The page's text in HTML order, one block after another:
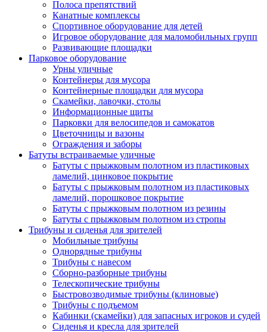
Полоса препятствий
Канатные комплексы
Спортивное оборудование для детей
Игровое оборудование для маломобильных групп
Развивающие площадки
Парковое оборудование
Урны уличные
Контейнеры для мусора
Контейнерные площадки для мусора
Скамейки, лавочки, столы
Информационные щиты
Парковки для велосипедов и самокатов
Цветочницы и вазоны
Ограждения и заборы
Батуты встраиваемые уличные
Батуты с прыжковым полотном из пластиковых
ламелий, цинковое покрытие
Батуты с прыжковым полотном из пластиковых
ламелий, порошковое покрытие
Батуты с прыжковым полотном из резины
Батуты с прыжковым полотном из стропы
Трибуны и сиденья для зрителей
Мобильные трибуны
Однорядные трибуны
Трибуны с навесом
Сборно-разборные трибуны
Телескопические трибуны
Быстровозводимые трибуны (клиновые)
Трибуны с подъемом
Кабинки (скамейки) для запасных игроков и судей
Сиденья и кресла для зрителей